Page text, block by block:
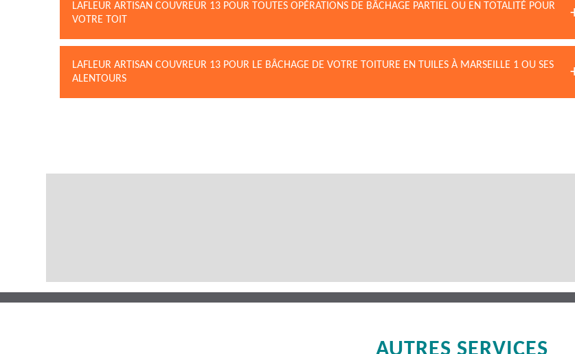
LAFLEUR ARTISAN COUVREUR 13 POUR TOUTES OPÉRATIONS DE BÂCHAGE PARTIEL OU EN TOTALITÉ POUR
VOTRE TOIT
LAFLEUR ARTISAN COUVREUR 13 POUR LE BÂCHAGE DE VOTRE TOITURE EN TUILES À MARSEILLE 1 OU SES
ALENTOURS